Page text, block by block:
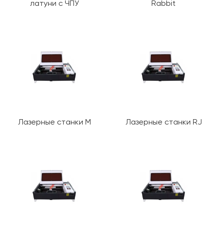
латуни с ЧПУ Rabbit
Лазерные станки M Лазерные станки RJ